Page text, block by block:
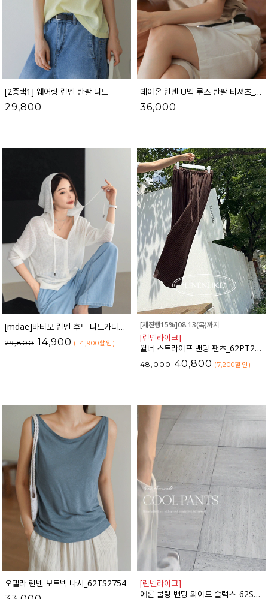
[2종택1] 웨어링 린넨 반팔 니트
29,800
데이온 린넨 U넥 루즈 반팔 티셔츠_62TS2779
36,000
[mdae]바티모 린넨 후드 니트가디건_41CA1917
29,800 14,900 (14,900할인 )
[재진행15%]08.13(목)까지
[린넨라이크]
윌너 스트라이프 밴딩 팬츠_62PT2703
48,000 40,800 (7,200할인 )
오델라 린넨 보트넥 나시_62TS2754
[린넨라이크]
에론 쿨링 밴딩 와이드 슬랙스_62SL2156